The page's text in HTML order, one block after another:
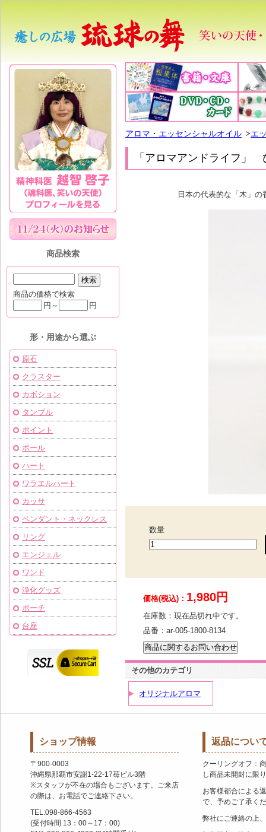
アロマ・エッセンシャルオイル エ
「アロマアンドライフ」
日本の代表的な「木」
数量
価格(税込)： 1,980円
在庫数： 現在品切れ中です。
品番： ar-005-1800-8134
その他のカテゴリ
オリジナルアロマ
商品検索
商品の価格で検索
円～
円
形・用途から選ぶ
原石
クラスター
カボション
タンブル
ポイント
ボール
ハート
ワラエルハート
カッサ
ペンダント・ネックレス
リング
エンジェル
ワンド
浄化グッズ
ポーチ
台座
ショップ情報
〒900-0003
沖縄県那覇市安謝1-22-17苺ビル3階
※スタッフが不在の場合もございます。ご来店
の際は、お電話でご連絡下さい。
TEL:098-866-4563
(受付時間 13：00～17：00)
返品につい
クーリングオフ：
し商品未開封に限
お客様都合による
で、予めご了承く
弊社にご連絡の上